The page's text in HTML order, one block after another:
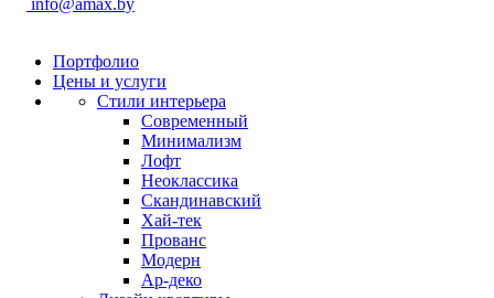
info@amax.by
Портфолио
Цены и услуги
Стили интерьера
Современный
Минимализм
Лофт
Неоклассика
Скандинавский
Хай-тек
Прованс
Модерн
Ар-деко